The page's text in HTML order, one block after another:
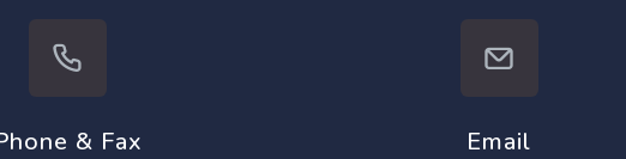
& Fax Email